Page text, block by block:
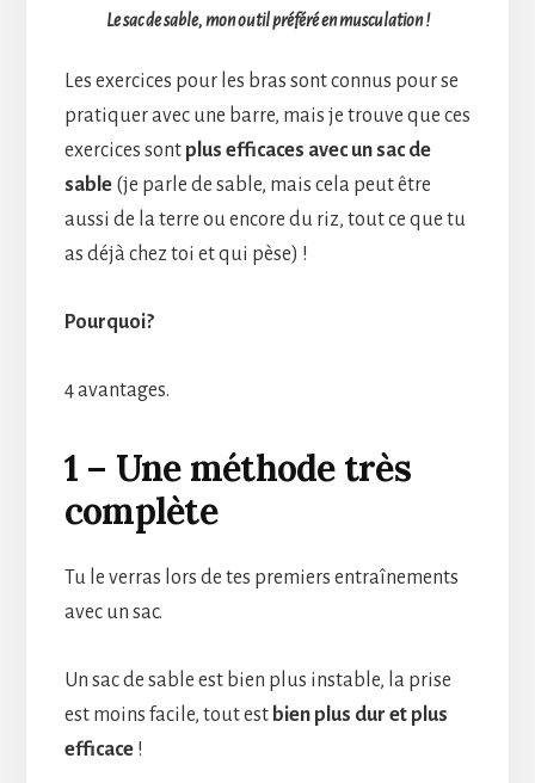
Le sac de sable, mon outil préféré en musculation !
Les exercices pour les bras sont connus pour se
pratiquer avec une barre, mais je trouve que ces
exercices sont plus efficaces avec un sac de
sable(je parle de sable, mais cela peut être
aussi de la terre ou encore du riz, tout ce que tu
as déjà chez toi et qui pèse) !
Pourquoi?
4 avantages.
1 – Une méthode très
complète
Tu le verras lors de tes premiers entraînements
avec un sac.
Un sac de sable est bien plus instable, la prise
est moins facile, tout est bien plus dur et plus
efficace!